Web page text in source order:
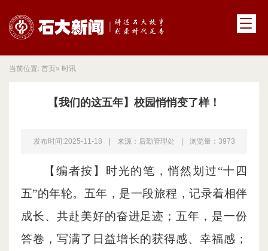
当前位置: 首页» 时讯
【我们的这五年】校园悄悄变了样！
发布时间:2025-11-18 来源：后勤管理处 浏览量： 3973
【编者按】时光的笔，悄然划过“十四
五”的年轮。五年，是一段旅程，记录着相伴
成长、共赴美好的奋进足迹；五年，是一份
答卷，写满了日益增长的获得感、幸福感；